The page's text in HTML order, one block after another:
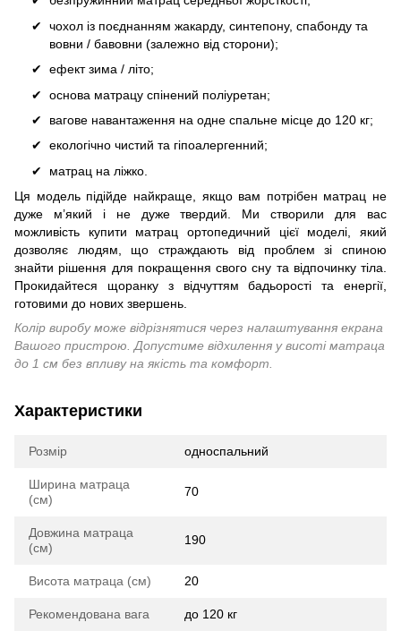
чохол із поєднанням жакарду, синтепону, спабонду та
вовни / бавовни (залежно від сторони);
ефект зима / літо;
основа матрацу спінений поліуретан;
вагове навантаження на одне спальне місце до 120 кг;
екологічно чистий та гіпоалергенний;
матрац на ліжко.
Ця модель підійде найкраще, якщо вам потрібен матрац не
дуже м’який і не дуже твердий. Ми створили для вас
можливість купити матрац ортопедичний цієї моделі, який
дозволяє людям, що страждають від проблем зі спиною
знайти рішення для покращення свого сну та відпочинку тіла.
Прокидайтеся щоранку з відчуттям бадьорості та енергії,
готовими до нових звершень.
Колір виробу може відрізнятися через налаштування екрана
Вашого пристрою. Допустиме відхилення у висоті матраца
до 1 см без впливу на якість та комфорт.
Характеристики
Розмір односпальний
Ширина матраца
(см)
70
Довжина матраца
(см)
190
Висота матраца (см) 20
Рекомендована вага до 120 кг